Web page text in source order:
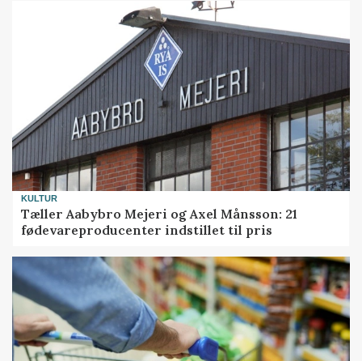
KULTUR
Tæller Aabybro Mejeri og Axel Månsson: 21
fødevareproducenter indstillet til pris